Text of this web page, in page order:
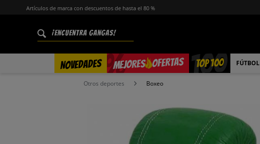
Artículos de marca con descuentos de hasta el 80 %
NOVEDADES MEJORES OFERTAS
% TOP 100 FÚTBOL
Otros deportes Boxeo